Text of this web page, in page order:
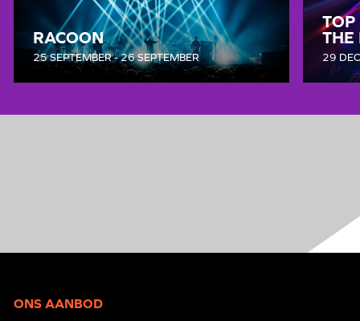
RACOON
25 SEPTEMBER - 26 SEPTEMBER
THE
29
ONS AANBOD